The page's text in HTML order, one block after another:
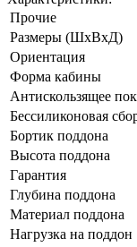
Прочие
Размеры (ШхВхД)
Ориентация
Форма кабины
Антискользящее
Беcсиликоновая
Бортик поддона
Высота поддона
Гарантия
Глубина поддона
Материал поддона
Нагрузка на поддон